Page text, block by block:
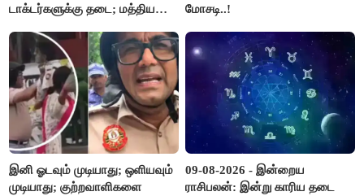
டாக்டர்களுக்கு தடை; மத்திய
மோசடி..!
இனி ஓடவும் முடியாது; ஒளியவும்
முடியாது; குற்றவாளிகளை
09-08-2026 - இன்றைய
ராசிபலன்: இன்று காரிய தடை